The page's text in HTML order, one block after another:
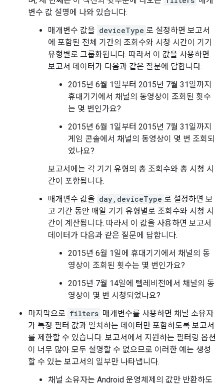
변수 값 설명에 나와 있습니다.
매개변수 값을 deviceType 로 설정하면 보고서
에 포함된 전체 기간의 조회수와 시청 시간이 기기
유형별로 그룹화됩니다. 따라서 이 값을 사용하면
보고서 데이터가 다음과 같은 질문에 답합니다.
2015년 6월 1일부터 2015년 7월 31일까지
휴대기기에서 채널의 동영상이 조회된 횟수
는 몇 번인가요?
2015년 6월 1일부터 2015년 7월 31일까지
게임 콘솔에서 채널의 동영상이 몇 번 조회되
었나요?
보고서에는 각 기기 유형의 총 조회수와 총 시청 시
간이 포함됩니다.
매개변수 값을 day,deviceType 로 설정하면 보
고 기간 동안 매일 기기 유형별로 조회수와 시청 시
간이 계산됩니다. 따라서 이 값을 사용하면 보고서
데이터가 다음과 같은 질문에 답합니다.
2015년 6월 1일에 휴대기기에서 채널의 동
영상이 조회된 횟수는 몇 번인가요?
2015년 7월 14일에 텔레비전에서 채널의 동
영상이 몇 번 시청되었나요?
마지막으로 filters 매개변수를 사용하면 채널 소유자
가 특정 필터 값과 일치하는 데이터만 포함하도록 보고서
를 제한할 수 있습니다. 보고서에서 지원하는 필터링 옵션
이 너무 많아 모두 설명할 수 없으므로 이러한 예는 생성
할 수 있는 보고서의 일부만 나타냅니다.
채널 소유자는 Android 운영체제의 값만 반환하도